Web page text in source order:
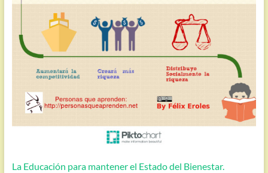
La Educación para mantener el Estado del Bienestar.